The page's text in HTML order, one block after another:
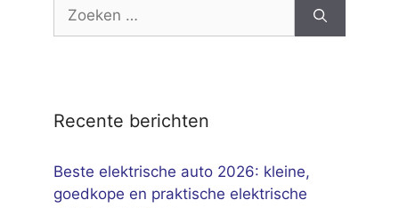
Zoek
Recente berichten
Beste elektrische auto 2026: kleine,
goedkope en praktische elektrische